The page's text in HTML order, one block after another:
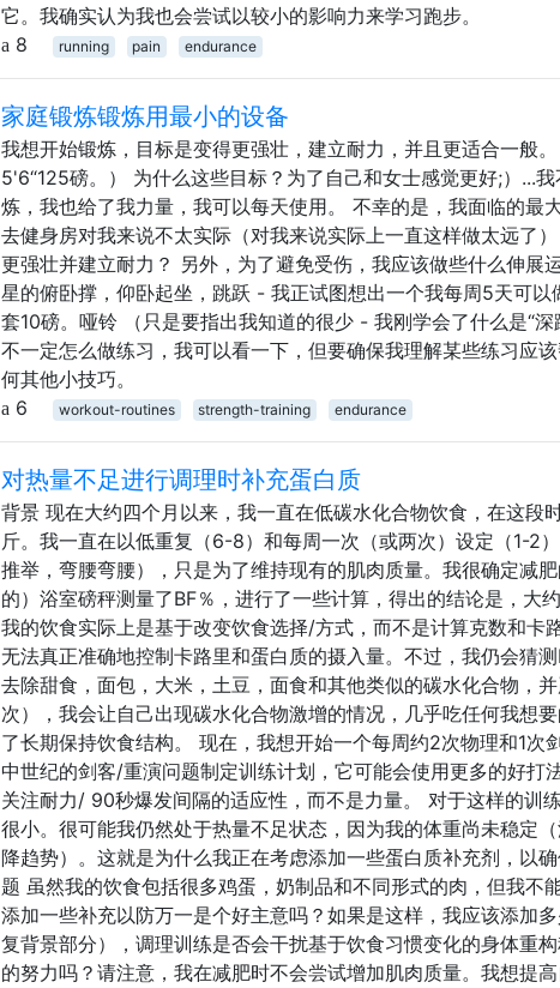
它。我确实认为我也会尝试以较小的影响力来学习跑步。
8
running pain endurance
家庭锻炼锻炼用最小的设备
我想开始锻炼，目标是变得更强壮，建立耐力，并且更适合一般
5'6“125磅。） 为什么这些目标？为了自己和女士感觉更好;）...
炼，我也给了我力量，我可以每天使用。 不幸的是，我面临的最
去健身房对我来说不太实际（对我来说实际上一直这样做太远了
更强壮并建立耐力？ 另外，为了避免受伤，我应该做些什么伸展
星的俯卧撑，仰卧起坐，跳跃 - 我正试图想出一个我每周5天可
套10磅。哑铃 （只是要指出我知道的很少 - 我刚学会了什么是“
不一定怎么做练习，我可以看一下，但要确保我理解某些练习应
何其他小技巧。
6
workout-routines strength-training endurance
对热量不足进行调理时补充蛋白质
背景 现在大约四个月以来，我一直在低碳水化合物饮食，在这段
斤。我一直在以低重复（6-8）和每周一次（或两次）设定（1-2
推举，弯腰弯腰），只是为了维持现有的肌肉质量。我很确定减
的）浴室磅秤测量了BF％，进行了一些计算，得出的结论是，大
我的饮食实际上是基于改变饮食选择/方式，而不是计算克数和卡
无法真正准确地控制卡路里和蛋白质的摄入量。不过，我仍会猜
去除甜食，面包，大米，土豆，面食和其他类似的碳水化合物，
次），我会让自己出现碳水化合物激增的情况，几乎吃任何我想
了长期保持饮食结构。 现在，我想开始一个每周约2次物理和1次
中世纪的剑客/重演问题制定训练计划，它可能会使用更多的好打
关注耐力/ 90秒爆发间隔的适应性，而不是力量。 对于这样的训
很小。很可能我仍然处于热量不足状态，因为我的体重尚未稳定
降趋势）。这就是为什么我正在考虑添加一些蛋白质补充剂，以
题 虽然我的饮食包括很多鸡蛋，奶制品和不同形式的肉，但我不
添加一些补充以防万一是个好主意吗？如果是这样，我应该添加
复背景部分），调理训练是否会干扰基于饮食习惯变化的身体重
的努力吗？请注意，我在减肥时不会尝试增加肌肉质量。我想提